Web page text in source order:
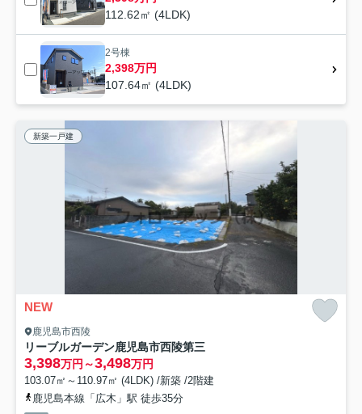
112.62㎡ (4LDK)
2号棟
2,398万円
107.64㎡ (4LDK)
新築一戸建
NEW
鹿児島市西陵
リーブルガーデン鹿児島市西陵第三
3,398万円～3,498万円
103.07㎡～110.97㎡ (4LDK) /新築 /2階建
鹿児島本線「広木」駅 徒歩35分